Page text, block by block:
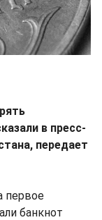
в пресс-
передает
первое
банкнот